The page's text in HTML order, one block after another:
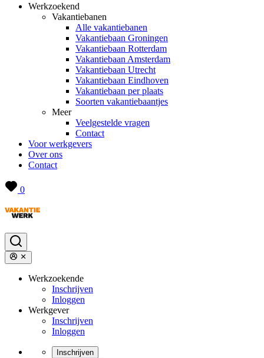
Werkzoekend
Vakantiebanen
Alle vakantiebanen
Vakantiebaan Groningen
Vakantiebaan Rotterdam
Vakantiebaan Amsterdam
Vakantiebaan Utrecht
Vakantiebaan Eindhoven
Vakantiebaan per plaats
Soorten vakantiebaantjes
Meer
Veelgestelde vragen
Contact
Voor werkgevers
Over ons
Contact
0
Werkzoekende
Inschrijven
Inloggen
Werkgever
Inschrijven
Inloggen
Inschrijven